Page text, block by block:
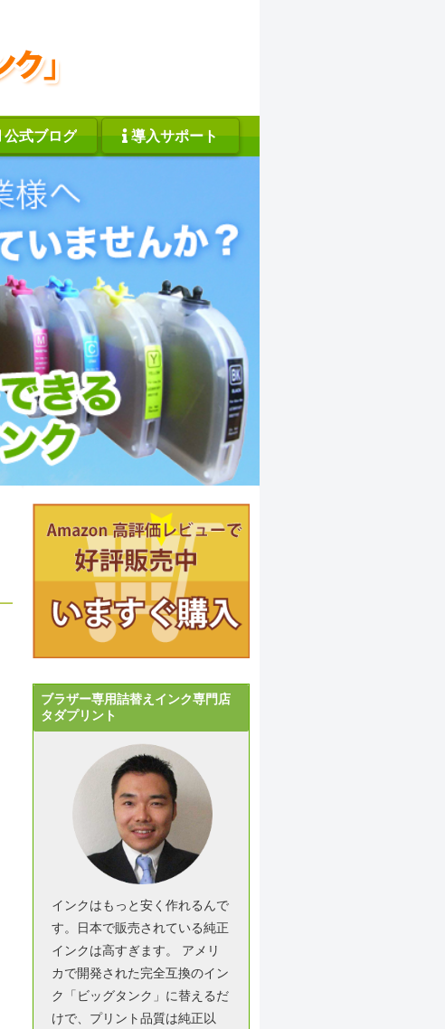
公式ブログ 導入サポート
ブラザー専用詰替えインク専門店
タダプリント
インクはもっと安く作れるんで
す。日本で販売されている純正
インクは高すぎます。 アメリ
カで開発された完全互換のイン
ク「ビッグタンク」に替えるだ
けで、プリント品質は純正以